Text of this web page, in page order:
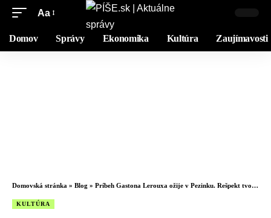
Aa
Domov Správy Ekonomika Kultúra Zaujímavosti
Domovská stránka » Blog » Príbeh Gastona Lerouxa ožije v Pezinku. Rešpekt tvorcov k Fantómovi opery zaujal aj autorovu pravnučku Véronique
KULTÚRA